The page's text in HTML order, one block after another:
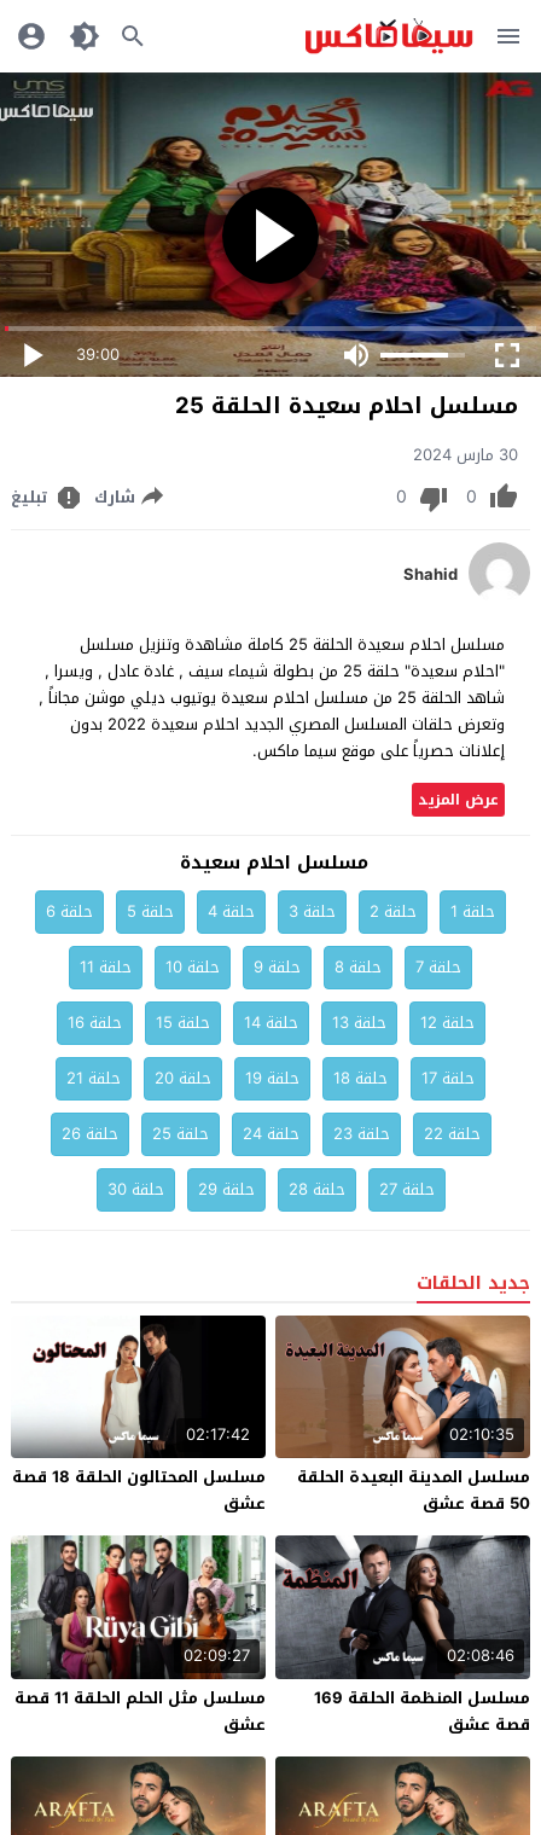
39:00
مسلسل احلام سعيدة الحلقة 25
30 مارس 2024
0
0 شارك تبليغ
Shahid
مسلسل احلام سعيدة الحلقة 25 كاملة مشاهدة وتنزيل مسلسل
"احلام سعيدة" حلقة 25 من بطولة شيماء سيف , غادة عادل , ويسرا ,
شاهد الحلقة 25 من مسلسل احلام سعيدة يوتيوب ديلي موشن مجاناً ,
وتعرض حلقات المسلسل المصري الجديد احلام سعيدة 2022 بدون
إعلانات حصرياً على موقع سيما ماكس.
عرض المزيد
مسلسل احلام سعيدة
حلقة 1 حلقة 2 حلقة 3 حلقة 4 حلقة 5
حلقة 6
حلقة 7
حلقة 8 حلقة 9 حلقة 10
حلقة 11
حلقة 12
حلقة 13 حلقة 14 حلقة 15
حلقة 16
حلقة 17
حلقة 18 حلقة 19 حلقة 20
حلقة 21
حلقة 22
حلقة 23 حلقة 24 حلقة 25
حلقة 26
حلقة 27
حلقة 28 حلقة 29 حلقة 30
جديد الحلقات
02:10:35
مسلسل المدينة البعيدة الحلقة
50 قصة عشق
02:17:42
مسلسل المحتالون الحلقة 18 قصة
عشق
02:08:46
مسلسل المنظمة الحلقة 169
قصة عشق
02:09:27
مسلسل مثل الحلم الحلقة 11 قصة
عشق